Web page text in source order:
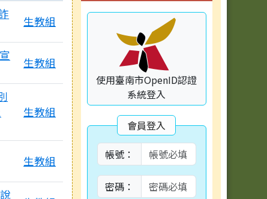
生教組
生教組
生教組
生教組
使用臺南市OpenID認證
系統登入
會員登入
帳號：
密碼：